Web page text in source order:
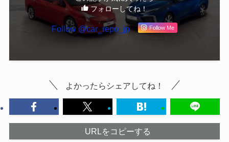
フォローしてね！
Follow @car_repo_jp Follow Me
よかったらシェアしてね！
URLをコピーする